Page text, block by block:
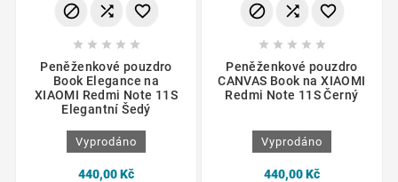
  
    
Peněženkové pouzdro
Book Elegance na
XIAOMI Redmi Note 11S
Elegantní Šedý
Vyprodáno
440,00 Kč
  
    
Peněženkové pouzdro
CANVAS Book na XIAOMI
Redmi Note 11S Černý
Vyprodáno
440,00 Kč